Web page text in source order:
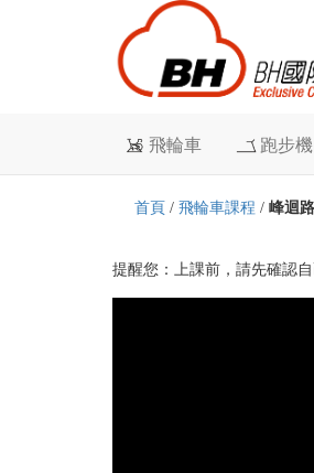
飛輪車 跑步機
首頁 / 飛輪車課程 / 峰迴
提醒您：上課前，請先確認